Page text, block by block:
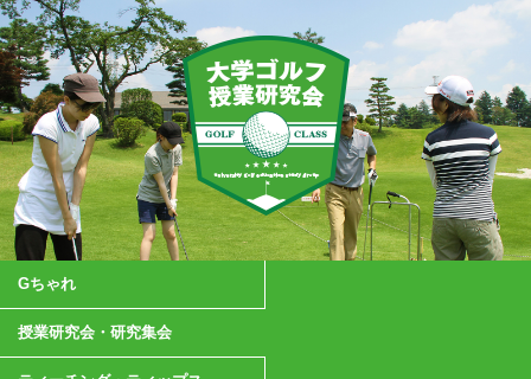
Gちゃれ
授業研究会・研究集会